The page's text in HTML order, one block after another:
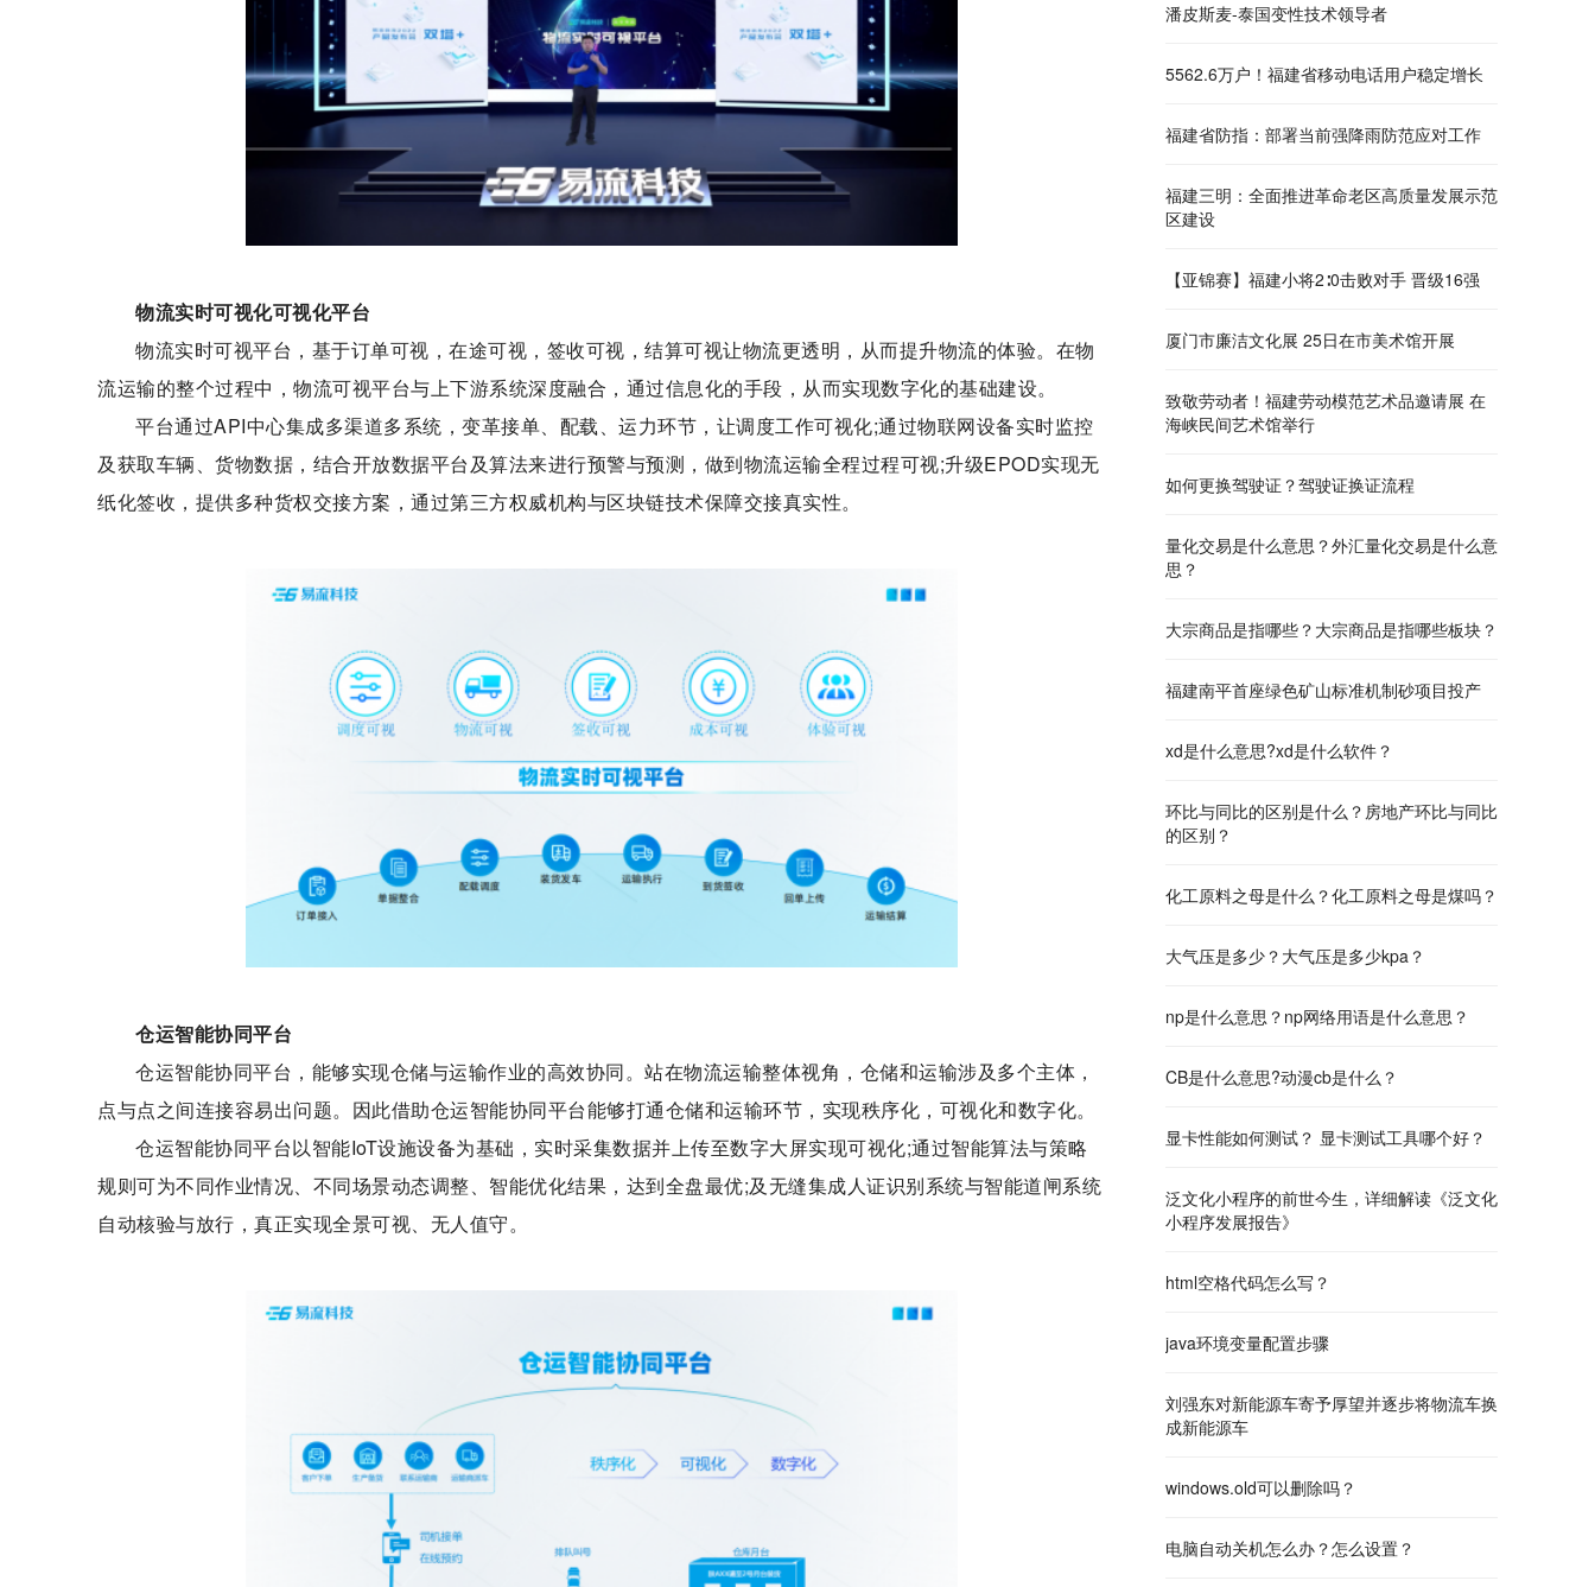
物流实时可视化可视化平台
物流实时可视平台，基于订单可视，在途可视，签收可视，结算可视让物流更透明，从而提升物流的体验。在物
流运输的整个过程中，物流可视平台与上下游系统深度融合，通过信息化的手段，从而实现数字化的基础建设。
平台通过API中心集成多渠道多系统，变革接单、配载、运力环节，让调度工作可视化;通过物联网设备实时监控
及获取车辆、货物数据，结合开放数据平台及算法来进行预警与预测，做到物流运输全程过程可视;升级EPOD实现无
纸化签收，提供多种货权交接方案，通过第三方权威机构与区块链技术保障交接真实性。
仓运智能协同平台
仓运智能协同平台，能够实现仓储与运输作业的高效协同。站在物流运输整体视角，仓储和运输涉及多个主体，
点与点之间连接容易出问题。因此借助仓运智能协同平台能够打通仓储和运输环节，实现秩序化，可视化和数字化。
仓运智能协同平台以智能IoT设施设备为基础，实时采集数据并上传至数字大屏实现可视化;通过智能算法与策略
规则可为不同作业情况、不同场景动态调整、智能优化结果，达到全盘最优;及无缝集成人证识别系统与智能道闸系统
自动核验与放行，真正实现全景可视、无人值守。
潘皮斯麦-泰国变性技术领导者
5562.6万户！福建省移动电话用户稳定增长
福建省防指：部署当前强降雨防范应对工作
福建三明：全面推进革命老区高质量发展示范
区建设
【亚锦赛】福建小将2∶0击败对手 晋级16强
厦门市廉洁文化展 25日在市美术馆开展
致敬劳动者！福建劳动模范艺术品邀请展 在
海峡民间艺术馆举行
如何更换驾驶证？驾驶证换证流程
量化交易是什么意思？外汇量化交易是什么意
思？
大宗商品是指哪些？大宗商品是指哪些板块？
福建南平首座绿色矿山标准机制砂项目投产
xd是什么意思?xd是什么软件？
环比与同比的区别是什么？房地产环比与同比
的区别？
化工原料之母是什么？化工原料之母是煤吗？
大气压是多少？大气压是多少kpa？
np是什么意思？np网络用语是什么意思？
CB是什么意思?动漫cb是什么？
显卡性能如何测试？ 显卡测试工具哪个好？
泛文化小程序的前世今生，详细解读《泛文化
小程序发展报告》
html空格代码怎么写？
java环境变量配置步骤
刘强东对新能源车寄予厚望并逐步将物流车换
成新能源车
windows.old可以删除吗？
电脑自动关机怎么办？怎么设置？